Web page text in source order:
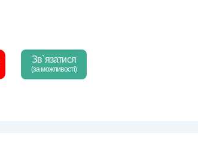
Зв`язатися
(за можливості)